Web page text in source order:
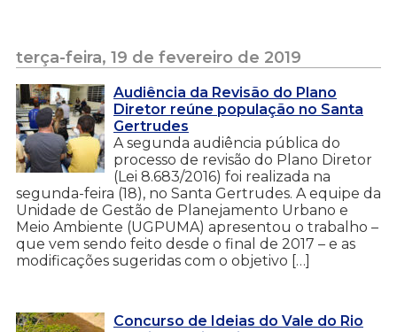
terça-feira, 19 de fevereiro de 2019
Audiência da Revisão do Plano
Diretor reúne população no Santa
Gertrudes
A segunda audiência pública do
processo de revisão do Plano Diretor
(Lei 8.683/2016) foi realizada na
segunda-feira (18), no Santa Gertrudes. A equipe da
Unidade de Gestão de Planejamento Urbano e
Meio Ambiente (UGPUMA) apresentou o trabalho –
que vem sendo feito desde o final de 2017 – e as
modificações sugeridas com o objetivo […]
Concurso de Ideias do Vale do Rio